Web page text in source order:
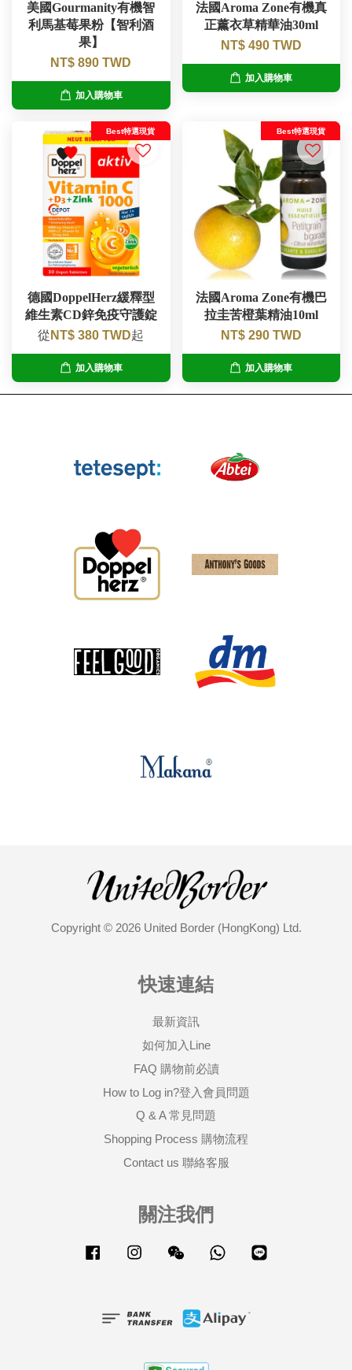
美國Gourmanity有機智
利馬基莓果粉【智利酒
果】
NT$ 890 TWD
加入購物車
法國Aroma Zone有機真
正薰衣草精華油30ml
NT$ 490 TWD
加入購物車
Best特選現貨
德國DoppelHerz緩釋型
維生素CD鋅免疫守護錠
從 NT$ 380 TWD起
加入購物車
Best特選現貨
法國Aroma Zone有機巴
拉圭苦橙葉精油10ml
NT$ 290 TWD
加入購物車
Copyright © 2026 United Border (HongKong) Ltd.
快速連結
最新資訊
如何加入Line
FAQ 購物前必讀
How to Log in?登入會員問題
Q & A 常見問題
Shopping Process 購物流程
Contact us 聯絡客服
關注我們
Facebook Instagram Wechat Whatsapp